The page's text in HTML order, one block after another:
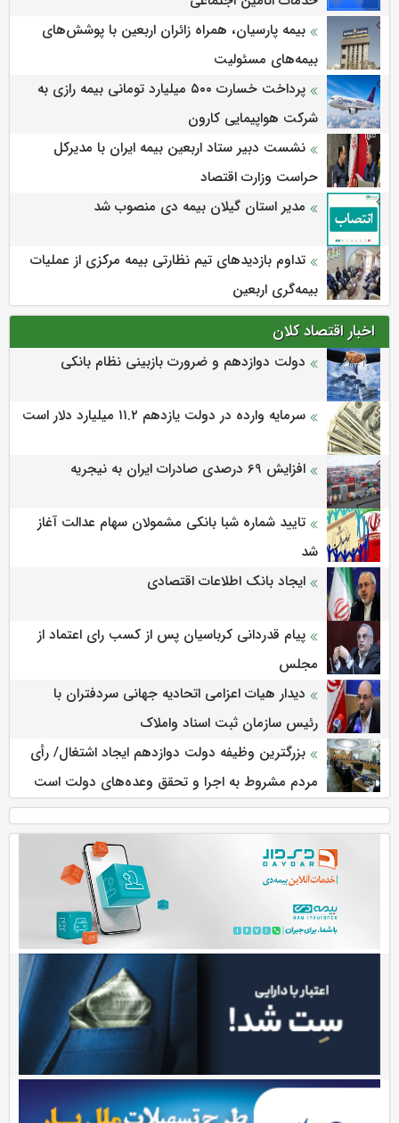
بیمه پارسیان، همراه زائران اربعین با پوشش‌های
بیمه‌های مسئولیت
پرداخت خسارت ۵۰۰ میلیارد تومانی بیمه رازی به
شرکت هواپیمایی کارون
نشست دبیر ستاد اربعین بیمه ایران با مدیرکل
حراست وزارت اقتصاد
مدیر استان گیلان بیمه دی منصوب شد
تداوم بازدیدهای تیم نظارتی بیمه مرکزی از عملیات
بیمه‌گری اربعین
اخبار اقتصاد کلان
دولت دوازدهم و ضرورت بازبینی نظام بانکی
سرمایه وارده در دولت یازدهم ۱۱.۲ میلیارد دلار است
افزایش 69 درصدی صادرات ایران به نیجریه
تایید شماره شبا بانکی مشمولان سهام عدالت آغاز
شد
ایجاد بانک اطلاعات اقتصادی
پیام قدردانی کرباسیان پس از کسب رای اعتماد از
مجلس
دیدار هیات اعزامی اتحادیه جهانی سردفتران با
رئیس سازمان ثبت اسناد واملاک
بزرگترین وظیفه دولت دوازدهم ایجاد اشتغال/ رأی
مردم مشروط به اجرا و تحقق وعده‌های دولت است